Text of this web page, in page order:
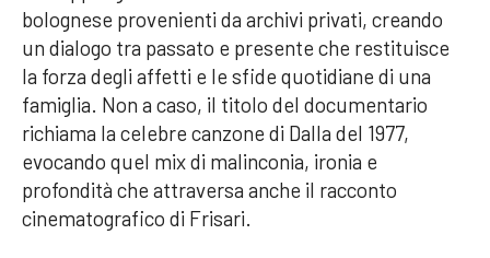
bolognese provenienti da archivi privati, creando
un dialogo tra passato e presente che restituisce
la forza degli affetti e le sfide quotidiane di una
famiglia. Non a caso, il titolo del documentario
richiama la celebre canzone di Dalla del 1977,
evocando quel mix di malinconia, ironia e
profondità che attraversa anche il racconto
cinematografico di Frisari.